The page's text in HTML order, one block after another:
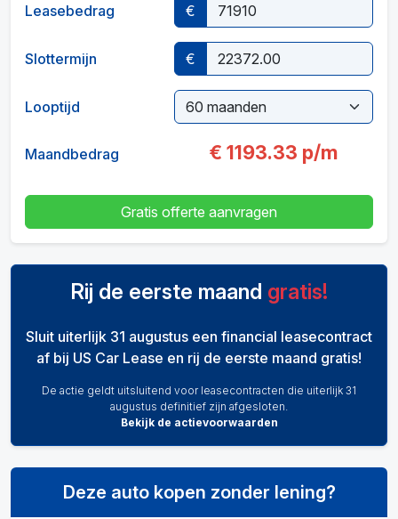
Leasebedrag €
Slottermijn €
Looptijd
Maandbedrag € 1193.33 p/m
Gratis offerte aanvragen
Rij de eerste maand gratis!
Sluit uiterlijk 31 augustus een financial leasecontract
af bij US Car Lease en rij de eerste maand gratis!
De actie geldt uitsluitend voor leasecontracten die uiterlijk 31
augustus definitief zijn afgesloten.
Bekijk de actievoorwaarden
Deze auto kopen zonder lening?